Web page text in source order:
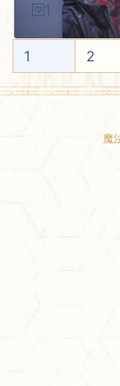
1
1 2
魔